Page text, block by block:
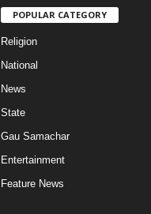
POPULAR CATEGORY
Religion
National
News
State
Gau Samachar
Entertainment
Feature News